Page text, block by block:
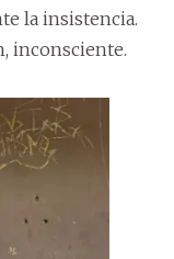
la insistencia.
inconsciente.